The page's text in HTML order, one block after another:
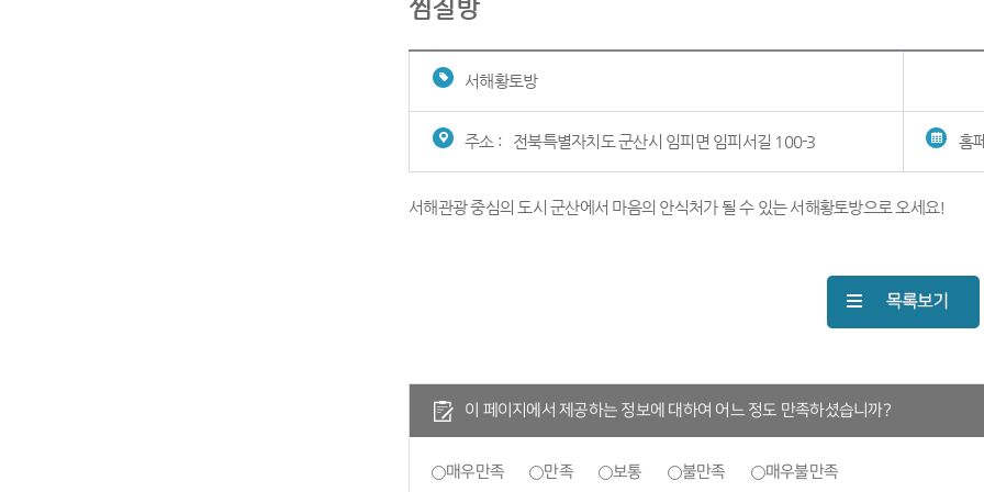
찜질방
서해황토방
주소 : 전북특별자치도 군산시 임피면 임피서길 100-3 홈
서해관광 중심의 도시 군산에서 마음의 안식처가 될 수 있는 서해황토방으로 오세요!
이 페이지에서 제공하는 정보에 대하여 어느 정도 만족하셨습니까?
매우만족 만족 보통 불만족 매우불만족